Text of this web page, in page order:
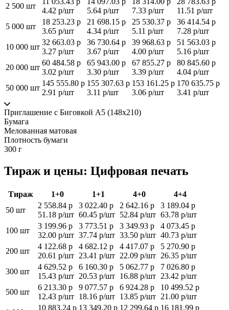
2 500 шт
4.42 р/шт
5.64 р/шт
7.33 р/шт
11.51 р/шт
5 000 шт
18 253.23 р
3.65 р/шт
21 698.15 р
4.34 р/шт
25 530.37 р
5.11 р/шт
36 414.54 р
7.28 р/шт
10 000 шт
32 663.03 р
3.27 р/шт
36 730.64 р
3.67 р/шт
39 968.63 р
4.00 р/шт
51 563.03 р
5.16 р/шт
20 000 шт
60 484.58 р
3.02 р/шт
65 943.00 р
3.30 р/шт
67 855.27 р
3.39 р/шт
80 845.60 р
4.04 р/шт
50 000 шт
145 555.80 р
2.91 р/шт
155 307.63 р
3.11 р/шт
153 161.25 р
3.06 р/шт
170 635.75 р
3.41 р/шт
Приглашение с Биговкой А5 (148х210)
Бумага
Мелованная матовая
Плотность бумаги
300 г
Тираж и цены: Цифровая печать
Тираж 1+0 1+1 4+0
4+4
50 шт
2 558.84 р
51.18 р/шт
3 022.40 р
60.45 р/шт
2 642.16 р
52.84 р/шт
3 189.04 р
63.78 р/шт
100 шт
3 199.96 р
32.00 р/шт
3 773.51 р
37.74 р/шт
3 349.93 р
33.50 р/шт
4 073.45 р
40.73 р/шт
200 шт
4 122.68 р
20.61 р/шт
4 682.12 р
23.41 р/шт
4 417.07 р
22.09 р/шт
5 270.90 р
26.35 р/шт
300 шт
4 629.52 р
15.43 р/шт
6 160.30 р
20.53 р/шт
5 062.77 р
16.88 р/шт
7 026.80 р
23.42 р/шт
500 шт
6 213.30 р
12.43 р/шт
9 077.57 р
18.16 р/шт
6 924.28 р
13.85 р/шт
10 499.52 р
21.00 р/шт
10 883.24 р 13 349.20 р 12 299.64 р 16 181.99 р